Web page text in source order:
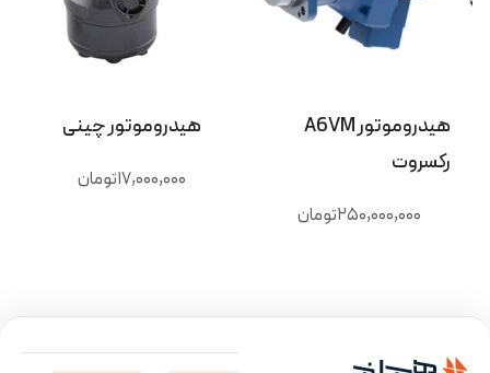
هیدروموتور چینی
۱۷,۰۰۰,۰۰۰
هیدروموتور بابکت